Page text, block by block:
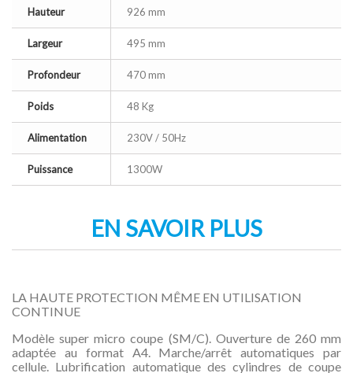
Hauteur 926 mm
Largeur 495 mm
Profondeur 470 mm
Poids 48 Kg
Alimentation 230V / 50Hz
Puissance 1300W
EN SAVOIR PLUS
LA HAUTE PROTECTION MÊME EN UTILISATION
CONTINUE
Modèle super micro coupe (SM/C). Ouverture de 260 mm
adaptée au format A4. Marche/arrêt automatiques par
cellule. Lubrification automatique des cylindres de coupe